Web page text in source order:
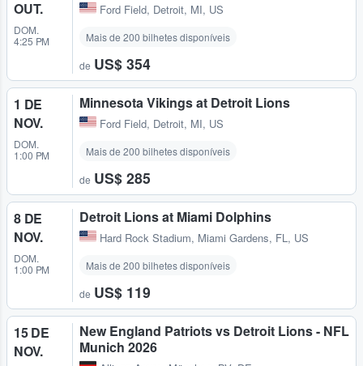
OUT.
DOM.
4:25 PM
Ford Field, Detroit, MI, US
Mais de 200 bilhetes disponíveis
de US$ 354
1 DE
NOV.
DOM.
1:00 PM
Minnesota Vikings at Detroit Lions
Ford Field, Detroit, MI, US
Mais de 200 bilhetes disponíveis
de US$ 285
8 DE
NOV.
DOM.
1:00 PM
Detroit Lions at Miami Dolphins
Hard Rock Stadium, Miami Gardens, FL, US
Mais de 200 bilhetes disponíveis
de US$ 119
15 DE
NOV.
New England Patriots vs Detroit Lions - NFL
Munich 2026